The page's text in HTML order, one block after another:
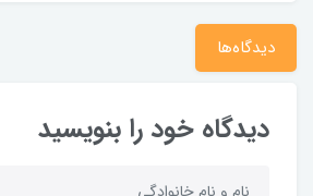
دیدگاه‌ها
دیدگاه خود را بنویسید